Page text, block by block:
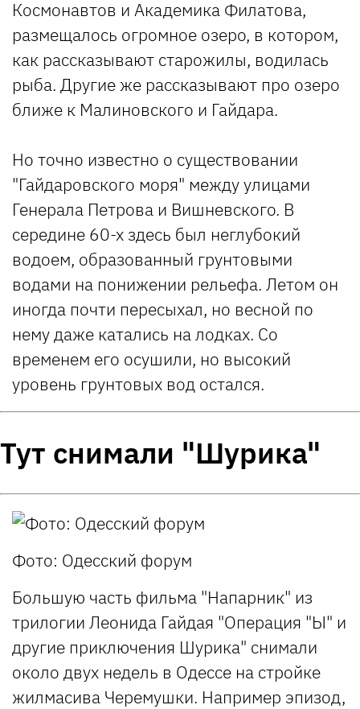
Космонавтов и Академика Филатова,
размещалось огромное озеро, в котором,
как рассказывают старожилы, водилась
рыба. Другие же рассказывают про озеро
ближе к Малиновского и Гайдара.
Но точно известно о существовании
"Гайдаровского моря" между улицами
Генерала Петрова и Вишневского. В
середине 60-х здесь был неглубокий
водоем, образованный грунтовыми
водами на понижении рельефа. Летом он
иногда почти пересыхал, но весной по
нему даже катались на лодках. Со
временем его осушили, но высокий
уровень грунтовых вод остался.
Тут снимали "Шурика"
Фото: Одесский форум
Большую часть фильма "Напарник" из
трилогии Леонида Гайдая "Операция "Ы" и
другие приключения Шурика" снимали
около двух недель в Одессе на стройке
жилмасива Черемушки. Например эпизод,